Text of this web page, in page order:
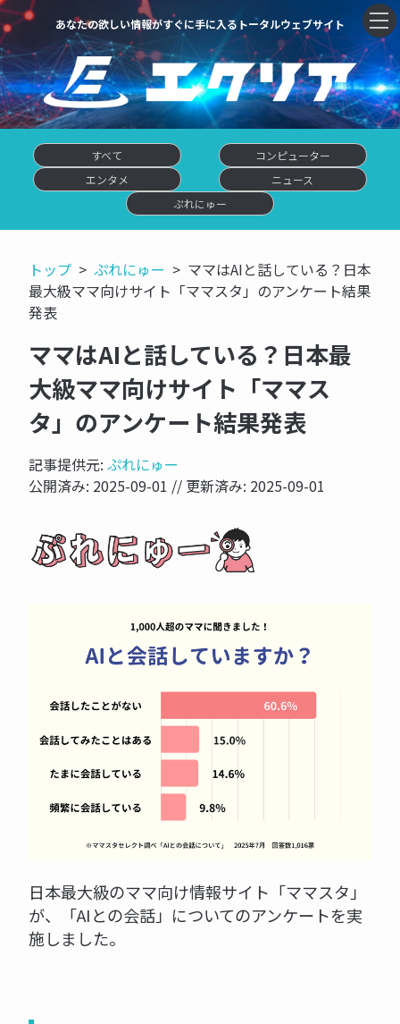
あなたの欲しい情報がすぐに手に入るトータルウェブサイト
すべて
コンピューター
エンタメ
ニュース
ぷれにゅー
トップ ぷれにゅー
ママはAIと話している？日本
最大級ママ向けサイト「ママスタ」のアンケート結果
発表
ママはAIと話している？日本最
大級ママ向けサイト「ママス
タ」のアンケート結果発表
記事提供元: ぷれにゅー
公開済み: 2025-09-01 // 更新済み: 2025-09-01
日本最大級のママ向け情報サイト「ママスタ」
が、「AIとの会話」についてのアンケートを実
施しました。